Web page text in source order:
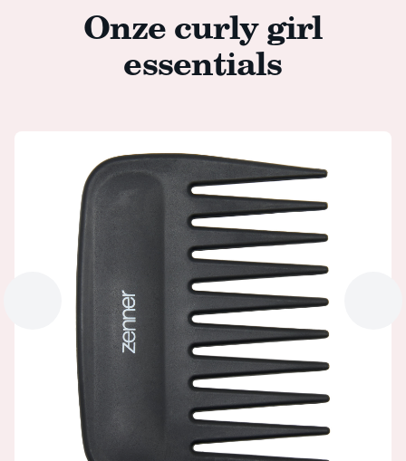
Onze curly girl
essentials